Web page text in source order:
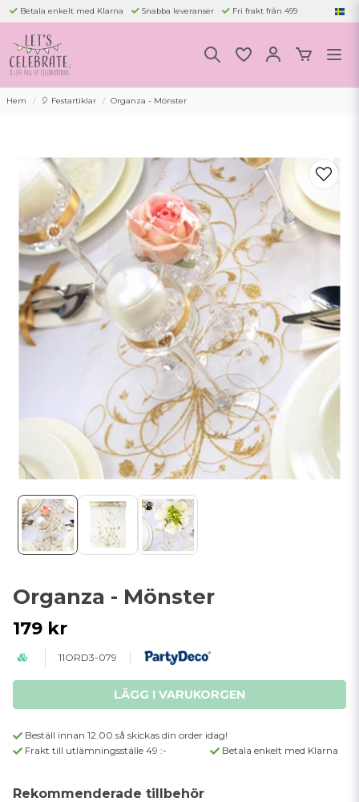
Betala enkelt med Klarna Snabba leveranser Fri frakt från 499
Hem 🎈 Festartiklar Organza - Mönster
Organza - Mönster
179 kr
11ORD3-079
LÄGG I VARUKORGEN
Beställ innan 12.00 så skickas din order idag!
Frakt till utlämningsställe 49 :-
Betala enkelt med Klarna
Rekommenderade tillbehör